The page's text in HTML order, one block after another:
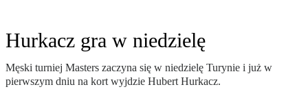
Hurkacz gra w niedzielę
Męski turniej Masters zaczyna się w niedzielę Turynie i już w
pierwszym dniu na kort wyjdzie Hubert Hurkacz.